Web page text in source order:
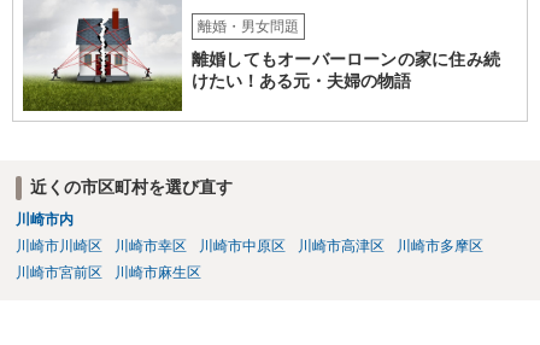
離婚・男女問題
離婚してもオーバーローンの家に住み続
けたい！ある元・夫婦の物語
近くの市区町村を選び直す
川崎市内
川崎市川崎区
川崎市幸区 川崎市中原区 川崎市高津区
川崎市多摩区
川崎市宮前区
川崎市麻生区